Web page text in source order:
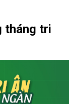
tháng tri